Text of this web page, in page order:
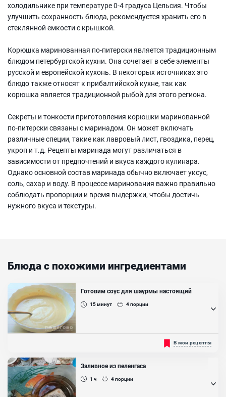
холодильнике при температуре 0-4 градуса Цельсия. Чтобы
улучшить сохранность блюда, рекомендуется хранить его в
стеклянной емкости с крышкой.
Корюшка маринованная по-питерски является традиционным
блюдом петербургской кухни. Она сочетает в себе элементы
русской и европейской кухонь. В некоторых источниках это
блюдо также относят к прибалтийской кухне, так как
корюшка является традиционной рыбой для этого региона.
Секреты и тонкости приготовления корюшки маринованной
по-питерски связаны с маринадом. Он может включать
различные специи, такие как лавровый лист, гвоздика, перец,
укроп и т.д. Рецепты маринада могут различаться в
зависимости от предпочтений и вкуса каждого кулинара.
Однако основной состав маринада обычно включает уксус,
соль, сахар и воду. В процессе маринования важно правильно
соблюдать пропорции и время выдержки, чтобы достичь
нужного вкуса и текстуры.
Блюда с похожими ингредиентами
Готовим соус для шаурмы настоящий
15минут 4порции
Шаурма популярна в нашей стране уже давно. Она может
служить не только сытным перекусом, но и для многих
полноценным ужином или обедом. Проще конечно ее приобрести
в готовом виде в любом фудкорте, но вкуснее и качественнее ее
можно сделать в домашних условиях. И тут никак не обойтись
без ароматного, нежного соуса, который задаст особенный вкус и
сочность...
В мои рецепты
Заливное из пеленгаса
1 ч 4порции